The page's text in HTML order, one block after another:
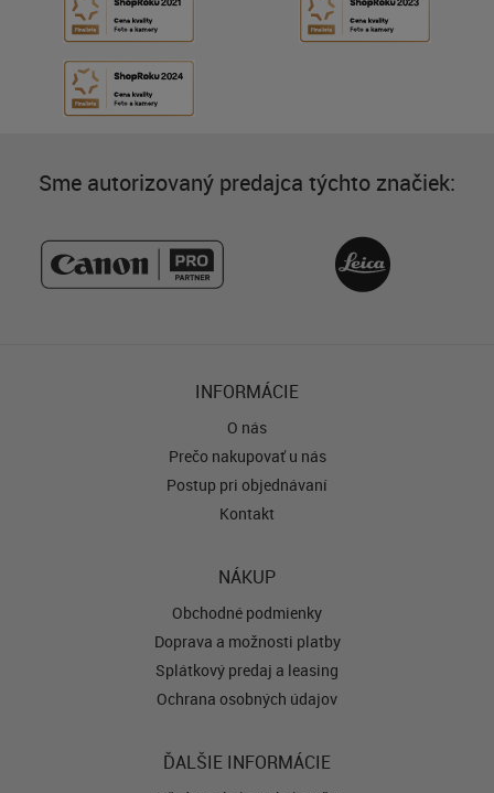
Sme autorizovaný predajca týchto značiek:
INFORMÁCIE
O nás
Prečo nakupovať u nás
Postup pri objednávaní
Kontakt
NÁKUP
Obchodné podmienky
Doprava a možnosti platby
Splátkový predaj a leasing
Ochrana osobných údajov
ĎALŠIE INFORMÁCIE